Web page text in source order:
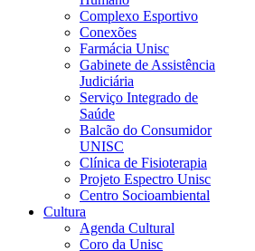
Complexo Esportivo
Conexões
Farmácia Unisc
Gabinete de Assistência
Judiciária
Serviço Integrado de
Saúde
Balcão do Consumidor
UNISC
Clínica de Fisioterapia
Projeto Espectro Unisc
Centro Socioambiental
Cultura
Agenda Cultural
Coro da Unisc